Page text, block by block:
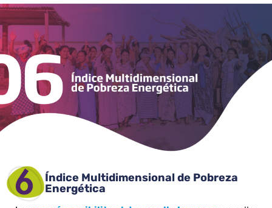
Índice Multidimensional de Pobreza
Energética